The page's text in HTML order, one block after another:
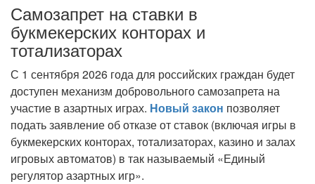
Самозапрет на ставки в
букмекерских конторах и
тотализаторах
С 1 сентября 2026 года для российских граждан будет
доступен механизм добровольного самозапрета на
участие в азартных играх. Новый закон позволяет
подать заявление об отказе от ставок (включая игры в
букмекерских конторах, тотализаторах, казино и залах
игровых автоматов) в так называемый «Единый
регулятор азартных игр».